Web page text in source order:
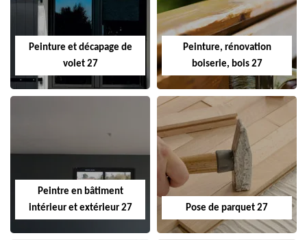
Peinture et décapage de
volet 27
Peinture, rénovation
boiserie, bois 27
Peintre en bâtiment
intérieur et extérieur 27
Pose de parquet 27